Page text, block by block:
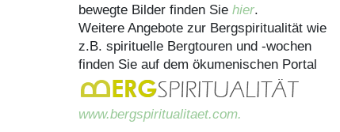
bewegte Bilder finden Sie hier.
Weitere Angebote zur Bergspiritualität wie
z.B. spirituelle Bergtouren und -wochen
finden Sie auf dem ökumenischen Portal
www.bergspiritualitaet.com.